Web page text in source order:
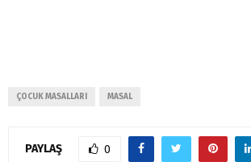
ÇOCUK MASALLARI MASAL
PAYLAŞ 0